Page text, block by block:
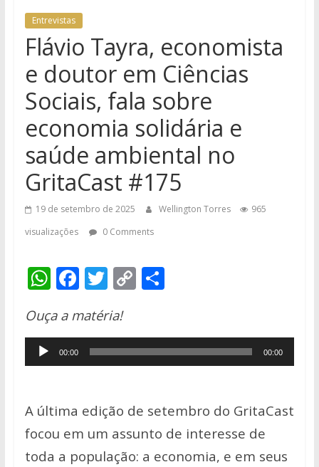
Entrevistas
Flávio Tayra, economista
e doutor em Ciências
Sociais, fala sobre
economia solidária e
saúde ambiental no
GritaCast #175
19 de setembro de 2025 Wellington Torres
965
visualizações
0 Comments
W
at
s
A
p
F
e
b
o
k
T
itt
er
C
y
Li
k
S
e
Ouça a matéria!
Tocador
de
00:00 00:00
A última edição de setembro do GritaCast
focou em um assunto de interesse de
toda a população: a economia, e em seus